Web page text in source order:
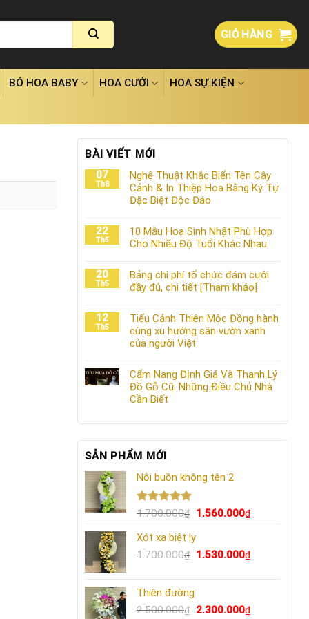
GIỎ HÀNG
BÓ HOA BABY HOA CƯỚI HOA SỰ KIỆN
BÀI VIẾT MỚI
07
Th8
Nghệ Thuật Khắc Biển Tên Cây
Cảnh & In Thiệp Hoa Bằng Ký Tự
Đặc Biệt Độc Đáo
22
Th5
10 Mẫu Hoa Sinh Nhật Phù Hợp
Cho Nhiều Độ Tuổi Khác Nhau
20
Th5
Bảng chi phí tổ chức đám cưới
đầy đủ, chi tiết [Tham khảo]
12
Th5
Tiểu Cảnh Thiên Mộc Đồng hành
cùng xu hướng sân vườn xanh
của người Việt
Cẩm Nang Định Giá Và Thanh Lý
Đồ Gỗ Cũ: Những Điều Chủ Nhà
Cần Biết
SẢN PHẨM MỚI
Nỗi buồn không tên 2
Được xếp
5 sao
1.700.000₫
Giá
là:
1.700.000₫.
1.560.000₫Giá
là:
Xót xa biệt ly
1.700.000₫
Giá
1.530.000₫Giá
1.530.000₫.
Thiên đường
2.500.000₫
Giá
2.300.000₫Giá